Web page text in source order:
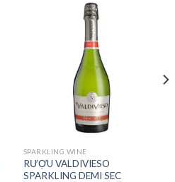
SPARKLING WINE
RƯỢU VALDIVIESO
SPARKLING DEMI SEC